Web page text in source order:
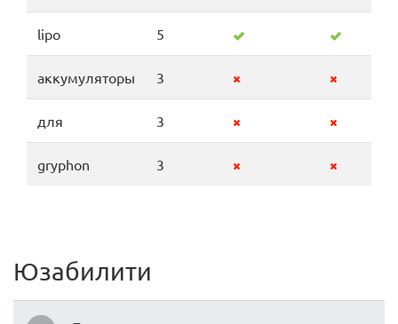
lipo 5
аккумуляторы 3
для 3
gryphon 3
Юзабилити